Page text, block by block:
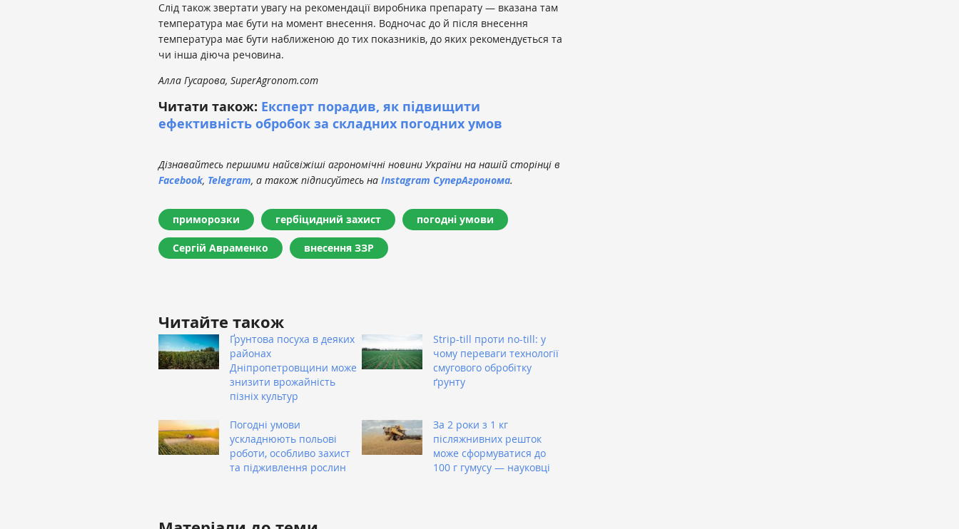
Слід також звертати увагу на рекомендації виробника препарату — вказана там
температура має бути на момент внесення. Водночас до й після внесення
температура має бути наближеною до тих показників, до яких рекомендується та
чи інша діюча речовина.
Алла Гусарова, SuperAgronom.com
Читати також: Експерт порадив, як підвищити
ефективність обробок за складних погодних умов
Дізнавайтесь першими найсвіжіші агрономічні новини України на нашій сторінці в
Facebook, Telegram, а також підписуйтесь на Instagram СуперАгронома.
приморозки гербіцидний захист погодні умови
Сергій Авраменко внесення ЗЗР
Читайте також
Ґрунтова посуха в деяких
районах
Дніпропетровщини може
знизити врожайність
пізніх культур
Strip-till проти no-till: у
чому переваги технології
смугового обробітку
ґрунту
Погодні умови
ускладнюють польові
роботи, особливо захист
та підживлення рослин
За 2 роки з 1 кг
післяжнивних решток
може сформуватися до
100 г гумусу — науковці